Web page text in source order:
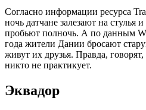
Согласно информации ресурса
ночь датчане залезают на стулья
пробьют полночь. А по данным
года жители Дании бросают
живут их друзья. Правда,
никто не практикует.
Эквадор